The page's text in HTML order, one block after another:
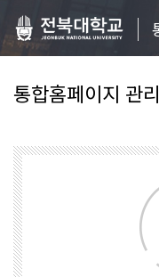
통합홈페이지 관